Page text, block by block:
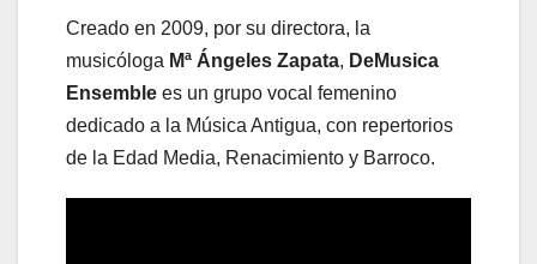
Creado en 2009, por su directora, la
musicóloga Mª Ángeles Zapata, DeMusica
Ensemble es un grupo vocal femenino
dedicado a la Música Antigua, con repertorios
de la Edad Media, Renacimiento y Barroco.